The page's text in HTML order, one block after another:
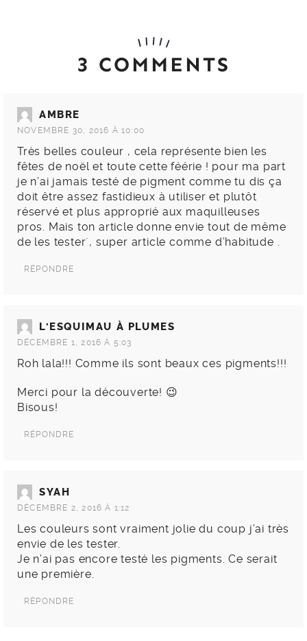
3 COMMENTS
AMBRE
NOVEMBRE 30, 2016 À 10:00
Très belles couleur , cela représente bien les
fêtes de noël et toute cette féérie ! pour ma part
je n’ai jamais testé de pigment comme tu dis ça
doit être assez fastidieux à utiliser et plutôt
réservé et plus approprié aux maquilleuses
pros. Mais ton article donne envie tout de même
de les tester`, super article comme d’habitude .
RÉPONDRE
L'ESQUIMAU À PLUMES
DÉCEMBRE 1, 2016 À 5:03
Roh lala!!! Comme ils sont beaux ces pigments!!!
Merci pour la découverte! 😉
Bisous!
RÉPONDRE
SYAH
DÉCEMBRE 2, 2016 À 1:12
Les couleurs sont vraiment jolie du coup j’ai très
envie de les tester.
Je n’ai pas encore testé les pigments. Ce serait
une première.
RÉPONDRE